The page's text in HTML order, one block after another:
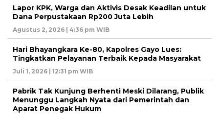
Lapor KPK, Warga dan Aktivis Desak Keadilan untuk
Dana Perpustakaan Rp200 Juta Lebih
Agustus 2, 2026 | 4:36 pm WIB
Hari Bhayangkara Ke-80, Kapolres Gayo Lues:
Tingkatkan Pelayanan Terbaik Kepada Masyarakat
Juli 1, 2026 | 12:31 pm WIB
Pabrik Tak Kunjung Berhenti Meski Dilarang, Publik
Menunggu Langkah Nyata dari Pemerintah dan
Aparat Penegak Hukum